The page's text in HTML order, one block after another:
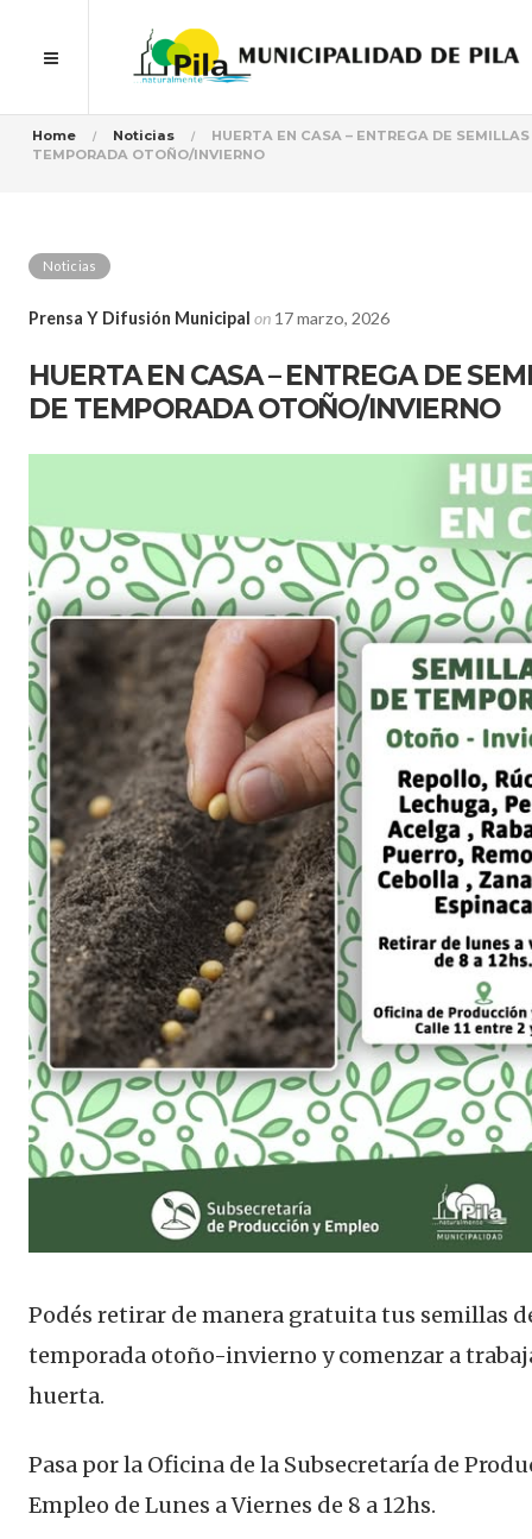
Home Noticias
HUERTA EN CASA – ENTREGA DE SEMILLAS
TEMPORADA OTOÑO/INVIERNO
Noticias
Prensa Y Difusión Municipal on 17 marzo, 2026
HUERTA EN CASA – ENTREGA DE
DE TEMPORADA OTOÑO/INVIERNO
Podés retirar de manera gratuita tus semillas
temporada otoño-invierno y comenzar a
huerta.
Pasa por la Oficina de la Subsecretaría de
Empleo de Lunes a Viernes de 8 a 12hs.